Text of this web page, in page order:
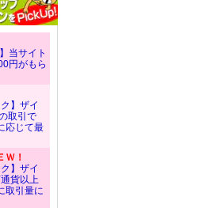
当サイト
円がもら
】ザイ
取引で
応じて最
！
】ザイ
貨以上
取引量に